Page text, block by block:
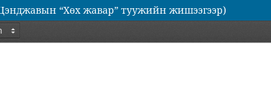
“Хөх жавар” туужийн жишээгээр)